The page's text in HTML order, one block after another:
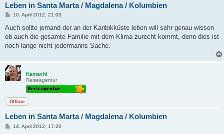
Leben in Santa Marta / Magdalena / Kolumbien
B
r
a
10. April 2012, 21:03
Auch sollte jemand der an der Karibikküste leben will sehr genau wissen
ob auch die gesamte Familie mit dem Klima zurecht kommt, denn dies ist
noch lange nicht jedermanns Sache.
Kamachi
Reiseagentur
Offline
Leben in Santa Marta / Magdalena / Kolumbien
B14. April 2012, 17:20